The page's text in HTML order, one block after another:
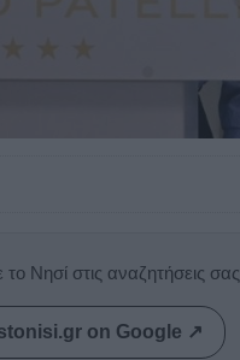
Νησί στις αναζητήσεις σας
on Google ↗